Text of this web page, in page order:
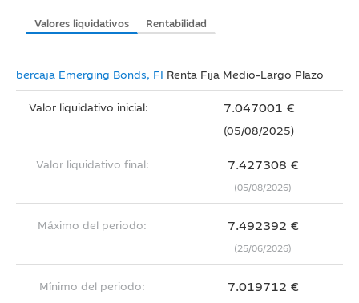
Valores liquidativos Rentabilidad
Ibercaja Emerging Bonds, FI Renta Fija Medio-Largo Plazo
Valor liquidativo inicial: 7.047001 €
(05/08/2025)
Valor liquidativo final: 7.427308 €
(05/08/2026)
Máximo del periodo: 7.492392 €
(25/06/2026)
Mínimo del periodo: 7.019712 €